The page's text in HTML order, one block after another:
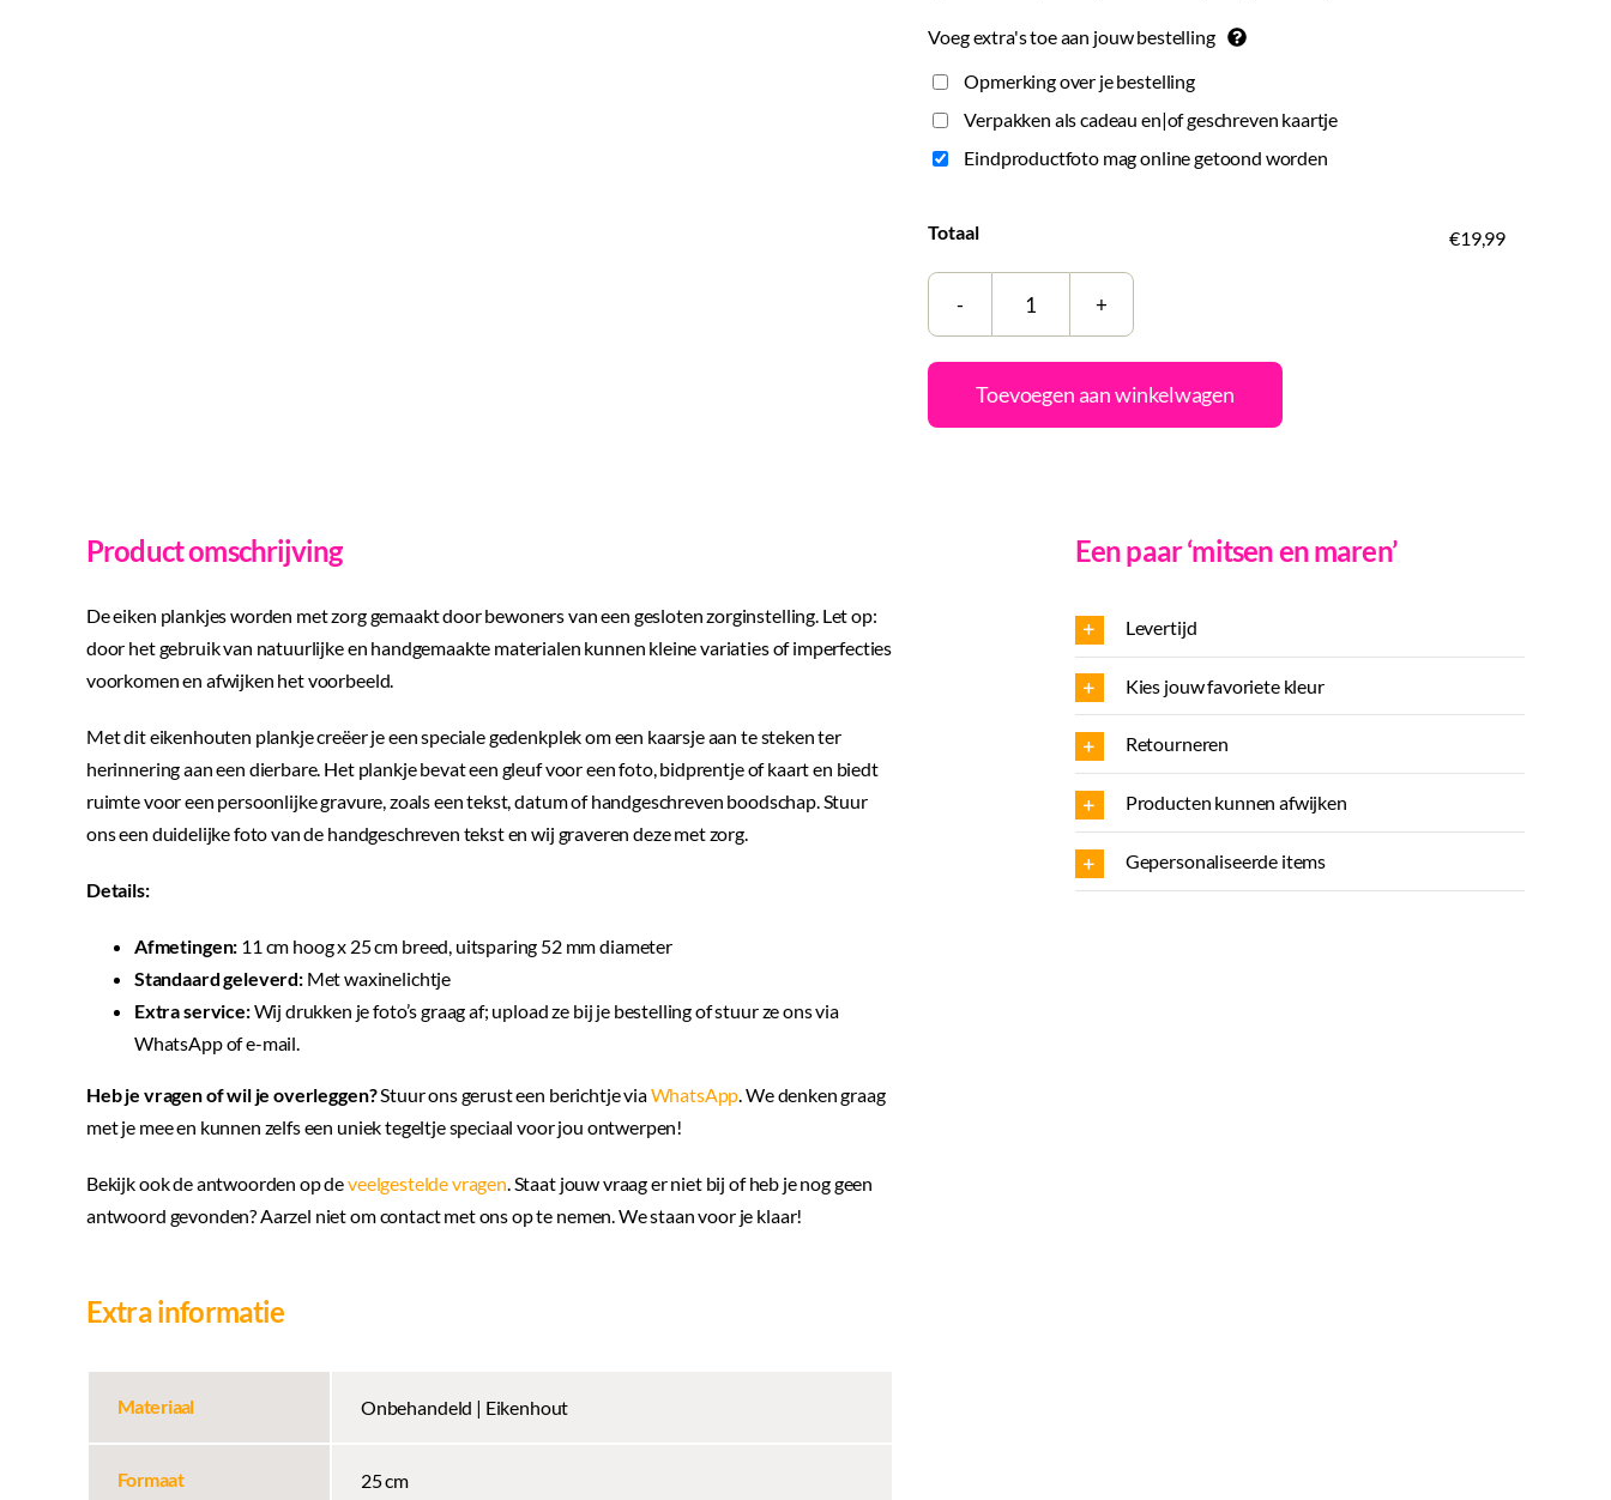
Voeg extra's toe aan jouw bestelling
Opmerking over je bestelling
Verpakken als cadeau en|of geschreven kaartje
Eindproductfoto mag online getoond worden
Totaal €19,99
Herinneringsplank
Gepersonaliseerd
aantal
Toevoegen aan winkelwagen
Product omschrijving
De eiken plankjes worden met zorg gemaakt door bewoners van een gesloten zorginstelling. Let op:
door het gebruik van natuurlijke en handgemaakte materialen kunnen kleine variaties of imperfecties
voorkomen en afwijken het voorbeeld.
Met dit eikenhouten plankje creëer je een speciale gedenkplek om een kaarsje aan te steken ter
herinnering aan een dierbare. Het plankje bevat een gleuf voor een foto, bidprentje of kaart en biedt
ruimte voor een persoonlijke gravure, zoals een tekst, datum of handgeschreven boodschap. Stuur
ons een duidelijke foto van de handgeschreven tekst en wij graveren deze met zorg.
Details:
Afmetingen: 11 cm hoog x 25 cm breed, uitsparing 52 mm diameter
Standaard geleverd:Met waxinelichtje
Extra service:Wij drukken je foto’s graag af; upload ze bij je bestelling of stuur ze ons via
WhatsApp of e-mail.
Heb je vragen of wil je overleggen?Stuur ons gerust een berichtje viaWhatsApp . We denken graag
met je mee en kunnen zelfs een uniek tegeltje speciaal voor jou ontwerpen!
Bekijk ook de antwoorden op deveelgestelde vragen . Staat jouw vraag er niet bij of heb je nog geen
antwoord gevonden? Aarzel niet om contact met ons op te nemen. We staan voor je klaar!
Extra informatie
Materiaal Onbehandeld | Eikenhout
Formaat 25 cm
Een paar ‘mitsen en maren’
Levertijd
Kies jouw favoriete kleur
Retourneren
Producten kunnen afwijken
Gepersonaliseerde items